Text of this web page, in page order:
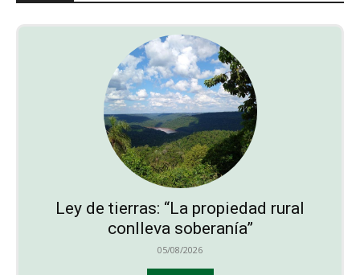
Ley de tierras: “La propiedad rural
conlleva soberanía”
05/08/2026